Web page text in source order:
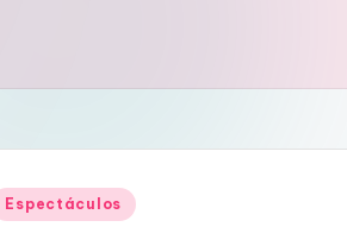
Espectáculos